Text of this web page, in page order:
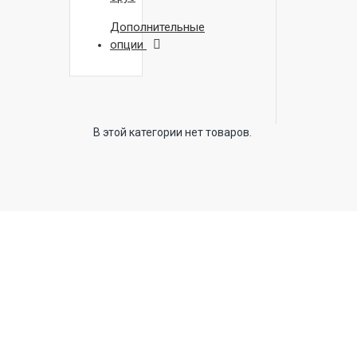
Дополнительные
опции
В этой категории нет товаров.